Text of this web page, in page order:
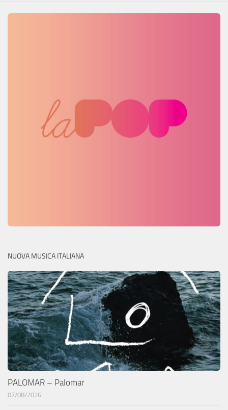
NUOVA MUSICA ITALIANA
PALOMAR – Palomar
07/08/2026